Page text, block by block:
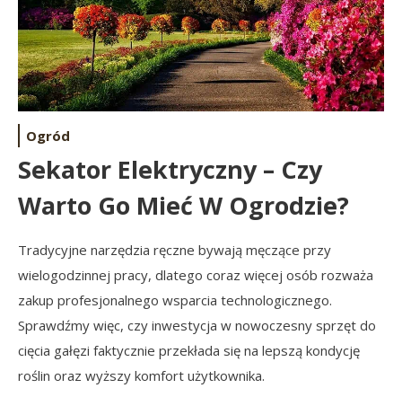
Ogród
Sekator Elektryczny – Czy
Warto Go Mieć W Ogrodzie?
Tradycyjne narzędzia ręczne bywają męczące przy
wielogodzinnej pracy, dlatego coraz więcej osób rozważa
zakup profesjonalnego wsparcia technologicznego.
Sprawdźmy więc, czy inwestycja w nowoczesny sprzęt do
cięcia gałęzi faktycznie przekłada się na lepszą kondycję
roślin oraz wyższy komfort użytkownika.